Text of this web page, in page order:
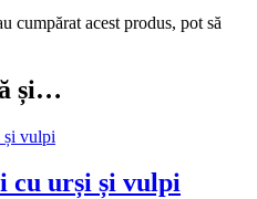
cumpărat acest produs, pot să
și…
cu urși și vulpi